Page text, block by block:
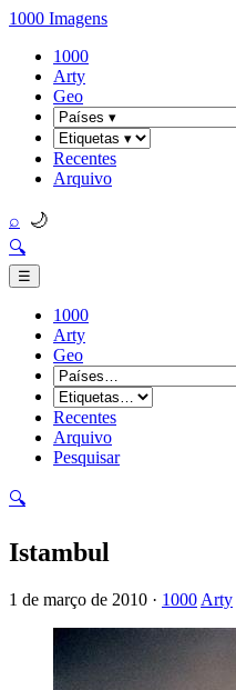
1000 Imagens
1000
Arty
Geo
Recentes
Arquivo
⌕ 🌙
🔍
☰
1000
Arty
Geo
Recentes
Arquivo
Pesquisar
🔍
Istambul
1 de março de 2010 · 1000 Arty